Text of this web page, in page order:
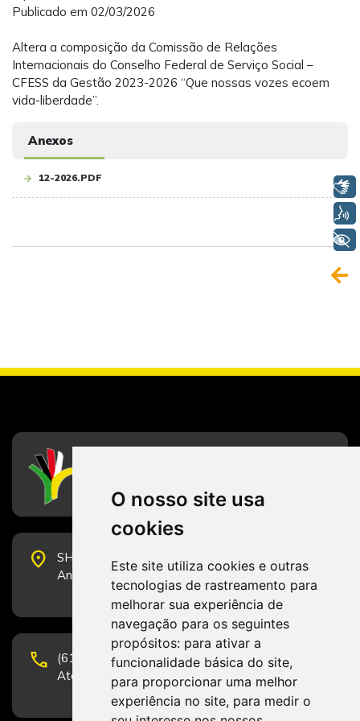
O nosso site usa
cookies
Este site utiliza cookies e outras
tecnologias de rastreamento para
melhorar sua experiência de
navegação para os seguintes
propósitos: para ativar a
funcionalidade básica do site,
para proporcionar uma melhor
experiência no site, para medir o
Publicado em 02/03/2026
Altera a composição da Comissão de Relações
Internacionais do Conselho Federal de Serviço Social –
CFESS da Gestão 2023-2026 “Que nossas vozes ecoem
vida-liberdade”.
Anexos
12-2026.PDF
place
SHS Quadra 6, Bloco E, Complexo Brasil 21, 20º
Andar, Sala 2001 - CEP 70322-915 - Brasília/DF
phone
(61) 3223-1652 e (61) 98131-3801.
Atendimento por telefone em horário comercial